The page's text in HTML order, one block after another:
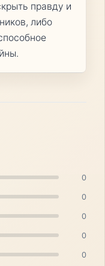
правду и
либо
0
0
0
0
0